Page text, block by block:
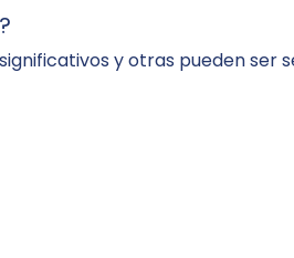
y otras pueden ser